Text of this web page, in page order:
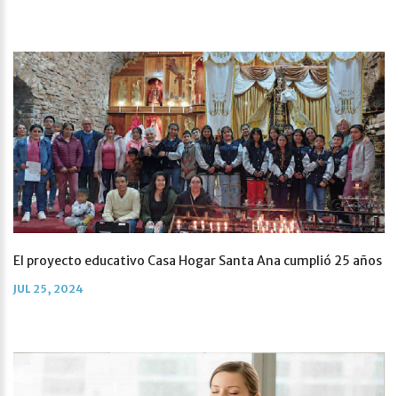
El proyecto educativo Casa Hogar Santa Ana cumplió 25 años
JUL 25, 2024